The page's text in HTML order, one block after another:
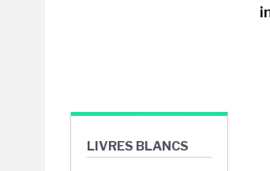
LIVRES BLANCS